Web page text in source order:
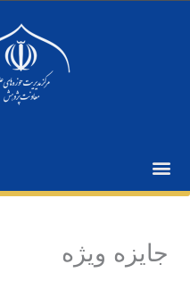
جایزه ویژه